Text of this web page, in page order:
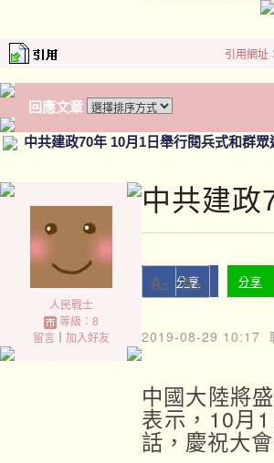
引用網址
回應文章
中共建政70年 10月1日舉行閱兵式和群眾
人民戰士
等級：8
留言｜ 加入好友
中共建政
分享 分享
A- A+
2019-08-29 10:17
中國大陸將
表示，10月1
話，慶祝大